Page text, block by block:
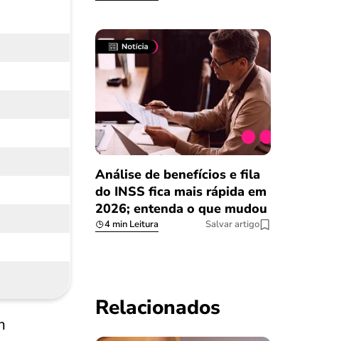
Análise de benefícios e fila
do INSS fica mais rápida em
2026; entenda o que mudou
4 min Leitura Salvar artigo
Relacionados